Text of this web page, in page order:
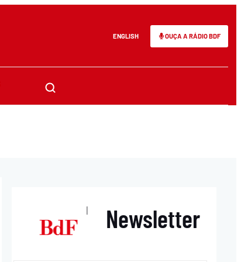
ENGLISH OUÇA A RÁDIO BDF
| Newsletter